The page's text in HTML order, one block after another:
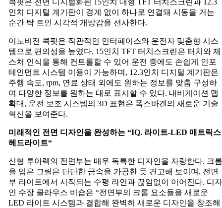
콕핏은 전면 디지털화된 15인치 대형 TFT 터치스크린과 12.3
인치 디지털 계기판이 경계 없이 하나로 연결돼 시동을 거는
순간 탁 트인 시각적 개방감을 선사한다.
이노비전 콕핏은 직관적인 인터페이스와 운전자 맞춤형 시스
템으로 편의성을 높였다. 15인치 TFT 터치스크린은 터치와 제
스처 인식을 통해 컨트롤할 수 있어 운전 중에도 손쉽게 인포
테인먼트 시스템 이용이 가능하며, 12.3인치 디지털 계기판은
주행 속도, rpm, 연료 상태 외에도 원하는 정보를 맞춤 구성하
여 다양한 정보를 원하는 대로 표시할 수 있다. 내비게이션 맵
확대, 운전 보조 시스템의 3D 표현은 폭스바겐의 새로운 기술
혁신을 보여준다.
미래적인 전면 디자인을 완성하는“IQ. 라이트-LED 매트릭스
헤드라이트“
신형 투아렉의 전면부는 매우 독특한 디자인을 자랑한다. 크롬
을 입은 그릴은 단단한 금속을 가공한 듯 견고해 보이며, 전면
부 라이트에서 시작되는 수평 라인과 끊임없이 이어진다. 디자
인 수장 클라우스 비숍은 “전면부의 크롬 요소들을 새로운
LED 라이트 시스템과 결합해 완벽히 새로운 디자인을 창조해